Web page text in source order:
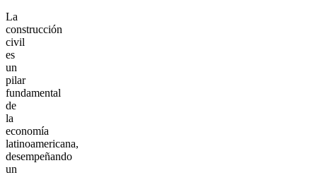
La
construcción
civil
es
un
pilar
fundamental
de
la
economía
latinoamericana,
desempeñando
un